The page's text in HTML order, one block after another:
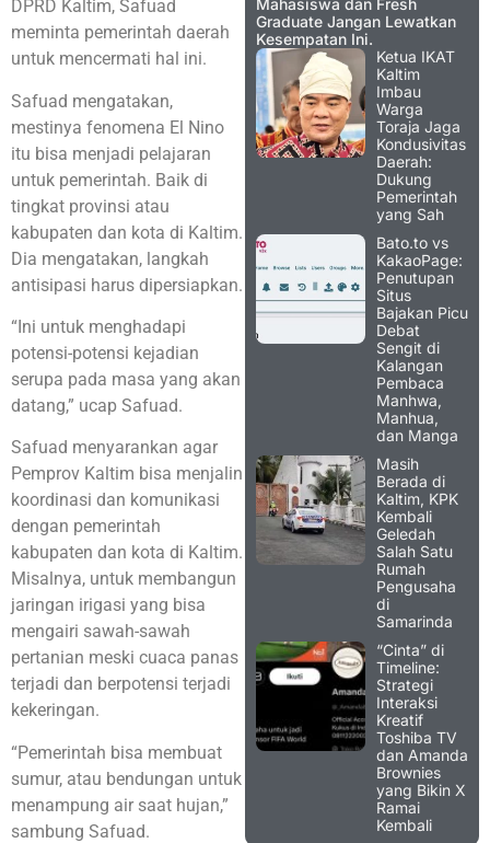
DPRD Kaltim, Safuad
meminta pemerintah daerah
untuk mencermati hal ini.
Safuad mengatakan,
mestinya fenomena El Nino
itu bisa menjadi pelajaran
untuk pemerintah. Baik di
tingkat provinsi atau
kabupaten dan kota di Kaltim.
Dia mengatakan, langkah
antisipasi harus dipersiapkan.
“Ini untuk menghadapi
potensi-potensi kejadian
serupa pada masa yang akan
datang,” ucap Safuad.
Safuad menyarankan agar
Pemprov Kaltim bisa menjalin
koordinasi dan komunikasi
dengan pemerintah
kabupaten dan kota di Kaltim.
Misalnya, untuk membangun
jaringan irigasi yang bisa
mengairi sawah-sawah
pertanian meski cuaca panas
terjadi dan berpotensi terjadi
kekeringan.
“Pemerintah bisa membuat
sumur, atau bendungan untuk
menampung air saat hujan,”
sambung Safuad.
Graduate Jangan Lewatkan
Kesempatan Ini.
Ketua IKAT
Kaltim
Imbau
Warga
Toraja Jaga
Kondusivitas
Daerah:
Dukung
Pemerintah
yang Sah
Bato.to vs
KakaoPage:
Penutupan
Situs
Bajakan Picu
Debat
Sengit di
Kalangan
Pembaca
Manhwa,
Manhua,
dan Manga
Masih
Berada di
Kaltim, KPK
Kembali
Geledah
Salah Satu
Rumah
Pengusaha
di
Samarinda
“Cinta” di
Timeline:
Strategi
Interaksi
Kreatif
Toshiba TV
dan Amanda
Brownies
yang Bikin X
Ramai
Kembali